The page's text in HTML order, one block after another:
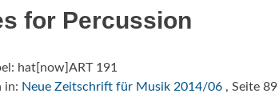
for Percussion
hat[now]ART 191
in: Neue Zeitschrift für Musik 2014/06, Seite 89